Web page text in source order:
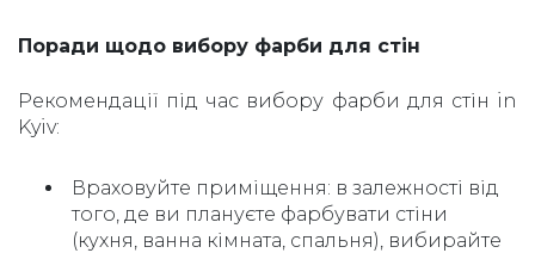
Поради щодо вибору фарби для стін
Рекомендації під час вибору фарби для стін in
Kyiv:
Враховуйте приміщення: в залежності від
того, де ви плануєте фарбувати стіни
(кухня, ванна кімната, спальня), вибирайте